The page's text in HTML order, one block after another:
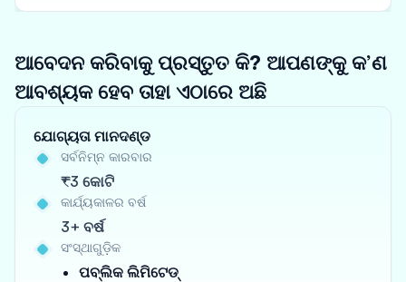
ଆବେଦନ କରିବାକୁ ପ୍ରସ୍ତୁତ କି? ଆପଣଙ୍କୁ କ’ଣ
ଆବଶ୍ୟକ ହେବ ତାହା ଏଠାରେ ଅଛି
ଯୋଗ୍ୟତା ମାନଦଣ୍ଡ
ସର୍ବନିମ୍ନ କାରବାର
₹3 କୋଟି
କାର୍ଯ୍ୟକାଳର ବର୍ଷ
3+ ବର୍ଷ
ସଂସ୍ଥାଗୁଡ଼ିକ
ପବ୍ଲିକ ଲିମିଟେଡ୍